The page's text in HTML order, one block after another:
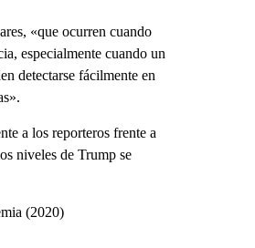
«que ocurren cuando
especialmente cuando un
detectarse fácilmente en
a los reporteros frente a
niveles de Trump se
(2020)